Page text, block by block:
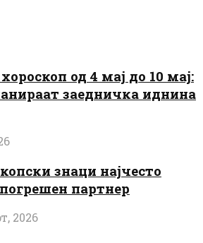
од 4 мај до 10 мај:
заедничка иднина
знаци најчесто
партнер
2026